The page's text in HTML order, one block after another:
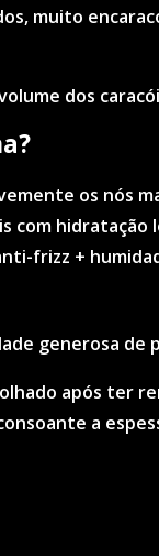
muito
dos
os nós
com hidratação
frizz +
generosa de
após ter
a